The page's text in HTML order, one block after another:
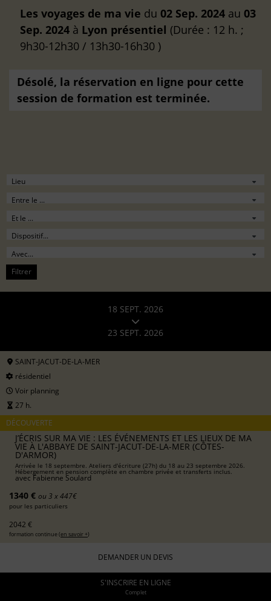
Les voyages de ma vie du 02 Sep. 2024 au 03
Sep. 2024 à Lyon présentiel (Durée : 12 h. ;
9h30-12h30 / 13h30-16h30 )
Désolé, la réservation en ligne pour cette
session de formation est terminée.
Filtrer
18 SEPT. 2026
23 SEPT. 2026
SAINT-JACUT-DE-LA-MER
résidentiel
Voir planning
27 h.
DÉCOUVERTE
J’ÉCRIS SUR MA VIE : LES ÉVÉNEMENTS ET LES LIEUX DE MA
VIE À L'ABBAYE DE SAINT-JACUT-DE-LA-MER (CÔTES-
D'ARMOR)
Arrivée le 18 septembre. Ateliers d'écriture (27h) du 18 au 23 septembre 2026.
Hébergement en pension complète en chambre privée et transferts inclus.
avec Fabienne Soulard
1340 € ou 3 x 447€
pour les particuliers
2042 €
formation continue (en savoir +)
DEMANDER UN DEVIS
S'INSCRIRE EN LIGNE
Complet